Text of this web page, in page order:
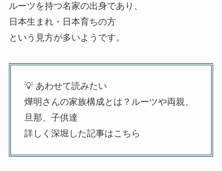
ルーツを持つ名家の出身であり、
日本生まれ・日本育ちの方
という見方が多いようです。
💡 あわせて読みたい
燁明さんの家族構成とは？ルーツや両親、
旦那、子供達
詳しく深堀した記事はこちら